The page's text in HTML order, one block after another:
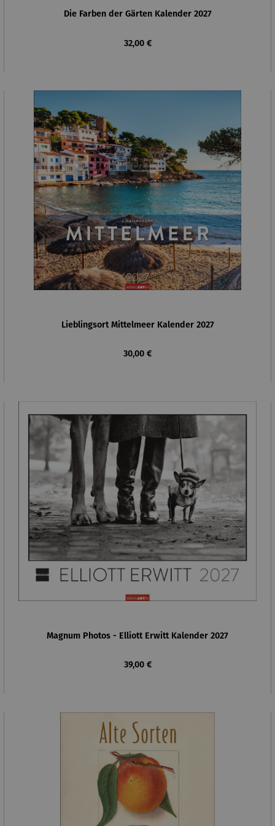
Die Farben der Gärten Kalender 2027
Regulärer Preis:
32,00 €
Lieblingsort Mittelmeer Kalender 2027
Regulärer Preis:
30,00 €
Magnum Photos - Elliott Erwitt Kalender 2027
Regulärer Preis:
39,00 €